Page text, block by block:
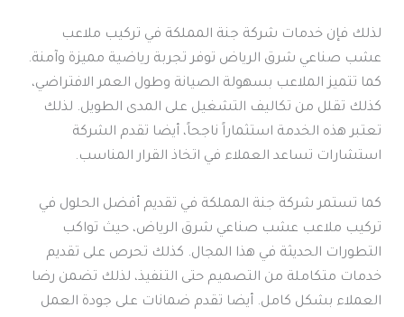
لذلك فإن خدمات شركة جنة المملكة في تركيب ملاعب
عشب صناعي شرق الرياض توفر تجربة رياضية مميزة وآمنة.
كما تتميز الملاعب بسهولة الصيانة وطول العمر الافتراضي،
كذلك تقلل من تكاليف التشغيل على المدى الطويل. لذلك
تعتبر هذه الخدمة استثماراً ناجحاً، أيضا تقدم الشركة
استشارات تساعد العملاء في اتخاذ القرار المناسب.
كما تستمر شركة جنة المملكة في تقديم أفضل الحلول في
تركيب ملاعب عشب صناعي شرق الرياض، حيث تواكب
التطورات الحديثة في هذا المجال. كذلك تحرص على تقديم
خدمات متكاملة من التصميم حتى التنفيذ، لذلك تضمن رضا
العملاء بشكل كامل. أيضا تقدم ضمانات على جودة العمل